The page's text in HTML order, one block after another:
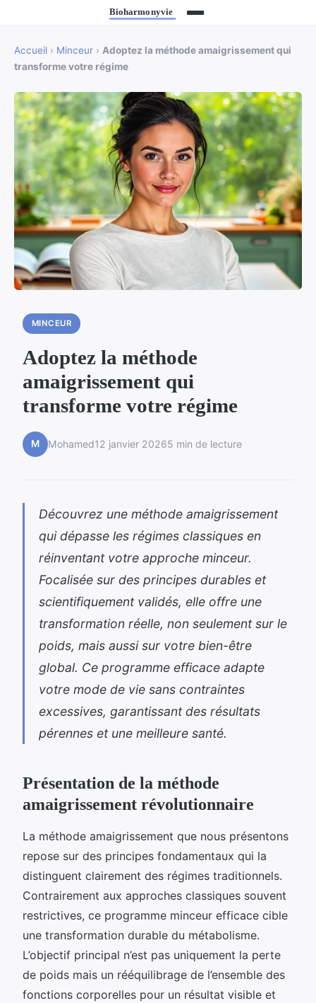
Accueil › Minceur › Adoptez la méthode amaigrissement qui
transforme votre régime
MINCEUR
Adoptez la méthode
amaigrissement qui
transforme votre régime
M Mohamed12 janvier 20265 min de lecture
Découvrez une méthode amaigrissement
qui dépasse les régimes classiques en
réinventant votre approche minceur.
Focalisée sur des principes durables et
scientifiquement validés, elle offre une
transformation réelle, non seulement sur le
poids, mais aussi sur votre bien-être
global. Ce programme efficace adapte
votre mode de vie sans contraintes
excessives, garantissant des résultats
pérennes et une meilleure santé.
Présentation de la méthode
amaigrissement révolutionnaire
La méthode amaigrissement que nous présentons
repose sur des principes fondamentaux qui la
distinguent clairement des régimes traditionnels.
Contrairement aux approches classiques souvent
restrictives, ce programme minceur efficace cible
une transformation durable du métabolisme.
L’objectif principal n’est pas uniquement la perte
de poids mais un rééquilibrage de l’ensemble des
fonctions corporelles pour un résultat visible et